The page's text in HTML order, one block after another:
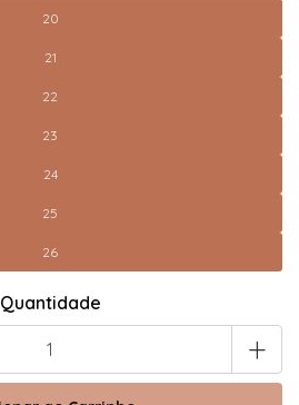
20
21
22
23
24
25
26
Quantidade
+